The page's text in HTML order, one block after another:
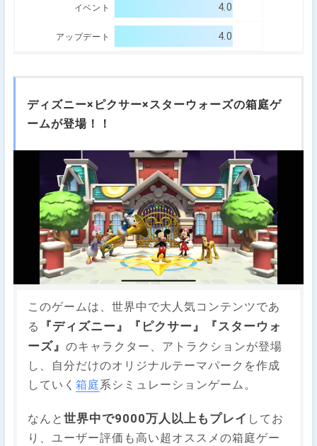
イベント 4.0
アップデート 4.0
ディズニー×ピクサー×スターウォーズの箱庭ゲ
ームが登場！！
このゲームは、世界中で大人気コンテンツであ
る
『ディズニー』『ピクサー』『スターウォ
ーズ』のキャラクター、アトラクションが登場
し、自分だけのオリジナルテーマパークを作成
していく箱庭系シミュレーションゲーム。
なんと世界中で9000万人以上もプレイ してお
り、ユーザー評価も高い超オススメの箱庭ゲー